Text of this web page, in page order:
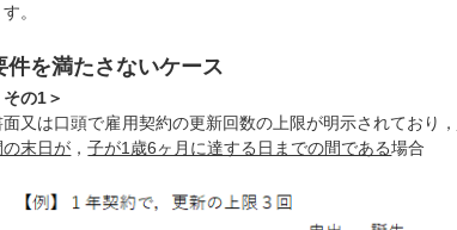
。
件を満たさないケース
その1＞
面又は口頭で雇用契約の更新回数の上限が明示されており，
の末日が ，子が1歳6ヶ月に達する日までの間である場合